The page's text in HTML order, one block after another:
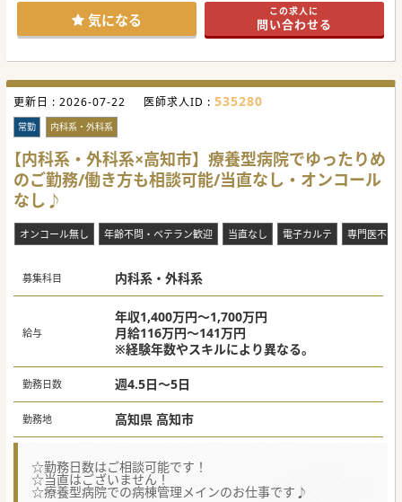
気になる この求人に
問い合わせる
更新日 : 2026-07-22 医師求人ID : 535280
常勤 内科系・外科系
【内科系・外科系×高知市】療養型病院でゆったりめ
のご勤務/働き方も相談可能/当直なし・オンコール
なし♪
オンコール無し 年齢不問・ベテラン歓迎 当直なし 電子カルテ 専門医不問
募集科目 内科系・外科系
給与
年収1,400万円～1,700万円
月給116万円～141万円
※経験年数やスキルにより異なる。
勤務日数 週4.5日～5日
勤務地 高知県 高知市
☆勤務日数はご相談可能です！
☆当直はございません！
☆療養型病院での病棟管理メインのお仕事です♪